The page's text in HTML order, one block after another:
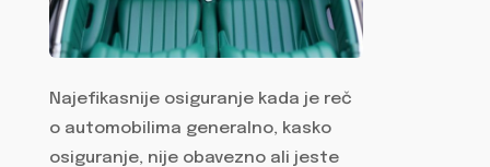
Najefikasnije osiguranje kada je reč
o automobilima generalno, kasko
osiguranje, nije obavezno ali jeste